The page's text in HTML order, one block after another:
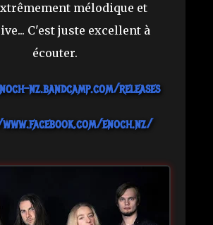
mélodique et
C'est juste excellent à
écouter.
nz.bandcamp.com/releases
enoch.nz/